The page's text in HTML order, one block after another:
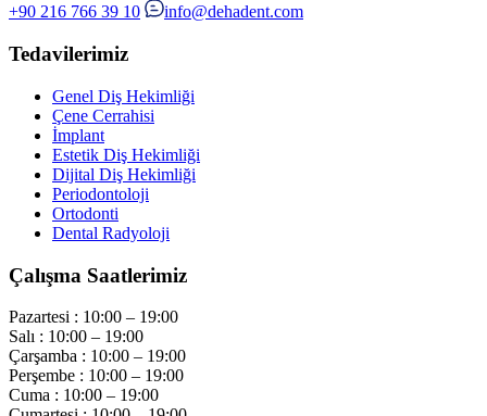
+90 216 766 39 10
info@dehadent.com
Tedavilerimiz
Genel Diş Hekimliği
Çene Cerrahisi
İmplant
Estetik Diş Hekimliği
Dijital Diş Hekimliği
Periodontoloji
Ortodonti
Dental Radyoloji
Çalışma Saatlerimiz
Pazartesi : 10:00 – 19:00
Salı : 10:00 – 19:00
Çarşamba : 10:00 – 19:00
Perşembe : 10:00 – 19:00
Cuma : 10:00 – 19:00